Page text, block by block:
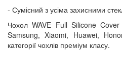
- Сумісний з усіма захисними
Чохол WAVE Full Silicone
Samsung, Xiaomi, Huawei,
категорії чохлів преміум класу.